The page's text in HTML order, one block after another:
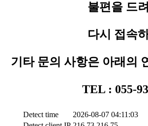
불편을 드
다시 접속
기타 문의 사항은 아래의
TEL : 055-
Detect time
2026-08-07 04:11:03